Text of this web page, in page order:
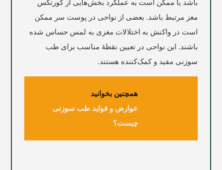
باشد یا ممکن است به عملکرد بخش‌هایی از کورتکس
مغز مرتبط باشد. بعضی از نواحی در پوست سر ممکن
است در واکنش به اختلالات مغزی به لمس حساس شده
باشند. این نواحی در تعیین نقطۀ مناسب برای طب
سوزنی مفید و کمک‌کننده هستند.
همچنین بخوانید
عوارض و فواید طب سوزنی
چیست؟